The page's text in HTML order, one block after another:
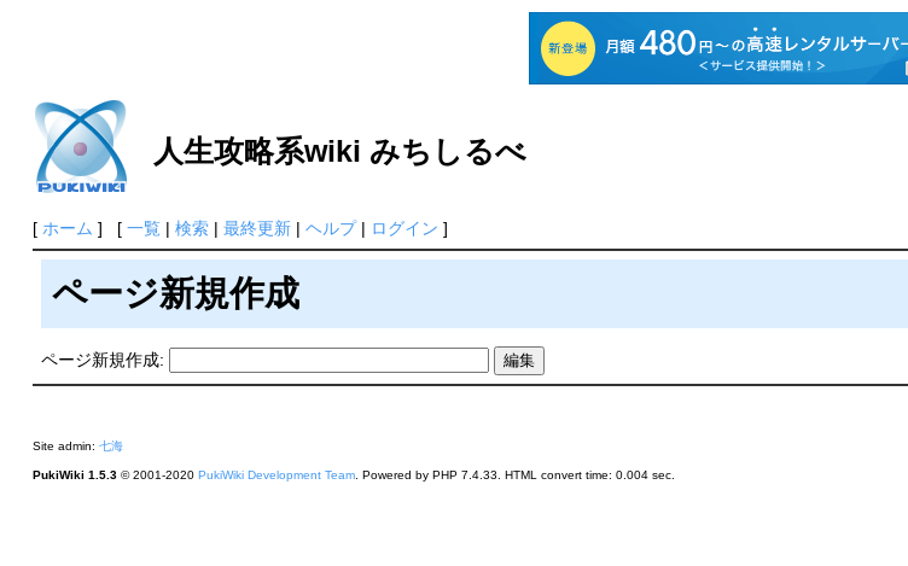
人生攻略系wiki みちしるべ
[ ホーム ] [ 一覧| 検索| 最終更新| ヘルプ| ログイン ]
ページ新規作成
ページ新規作成:
Site admin: 七海
PukiWiki 1.5.3© 2001-2020 PukiWiki Development Team. Powered by PHP 7.4.33. HTML convert time: 0.004 sec.